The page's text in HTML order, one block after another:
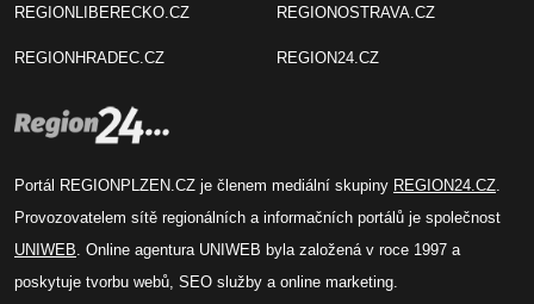
REGIONLIBERECKO.CZ
REGIONHRADEC.CZ
REGIONOSTRAVA.CZ
REGION24.CZ
Portál REGIONPLZEN.CZ je členem mediální skupiny REGION24.CZ.
Provozovatelem sítě regionálních a informačních portálů je společnost
UNIWEB. Online agentura UNIWEB byla založená v roce 1997 a
poskytuje tvorbu webů, SEO služby a online marketing.